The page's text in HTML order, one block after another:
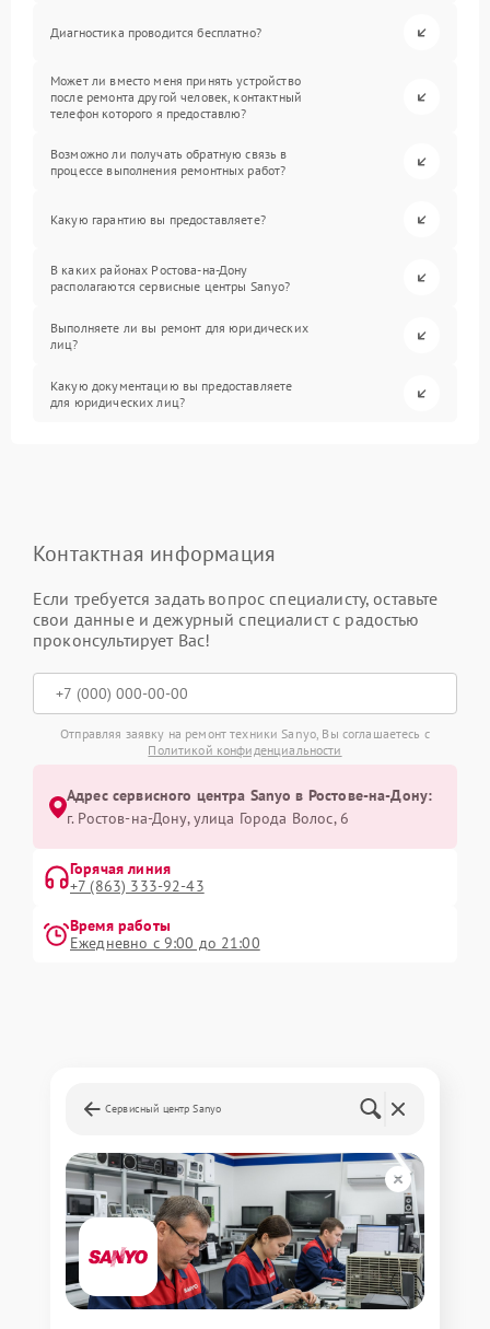
Диагностика проводится бесплатно?
Может ли вместо меня принять устройство
после ремонта другой человек, контактный
телефон которого я предоставлю?
Возможно ли получать обратную связь в
процессе выполнения ремонтных работ?
Какую гарантию вы предоставляете?
В каких районах Ростова-на-Дону
располагаются сервисные центры Sanyo?
Выполняете ли вы ремонт для юридических
лиц?
Какую документацию вы предоставляете
для юридических лиц?
Контактная информация
Если требуется задать вопрос специалисту, оставьте
свои данные и дежурный специалист с радостью
проконсультирует Вас!
Отправляя заявку на ремонт техники Sanyo, Вы соглашаетесь с
Политикой конфиденциальности
Адрес сервисного центра Sanyo в Ростове-на-Дону:
г. Ростов-на-Дону, улица Города Волос, 6
Горячая линия
+7 (863) 333-92-43
Время работы
Ежедневно с 9:00 до 21:00
Сервисный центр Sanyo